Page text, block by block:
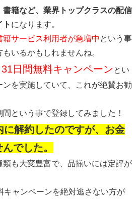
書籍など、業界トップクラスの配信
ト になります。
籍サービス利用者が急増中 という事
いるかもしれませんね。
31日間無料キャンペーンとい
ンを実施していて、これが絶賛お勧
という事で登録してみました！
に解約したのですが、お金
でした。
類も大変豊富で、品揃いには定評が
キャンペーンを絶対逃さない方が